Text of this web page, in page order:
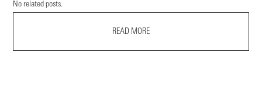
No related posts.
READ MORE